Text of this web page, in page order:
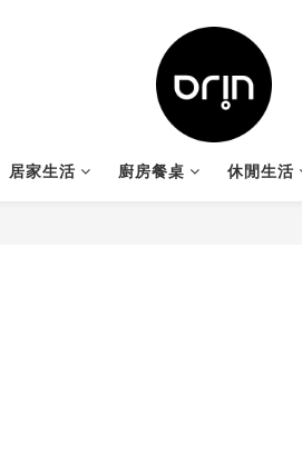
居家生活 廚房餐桌 休閒生活